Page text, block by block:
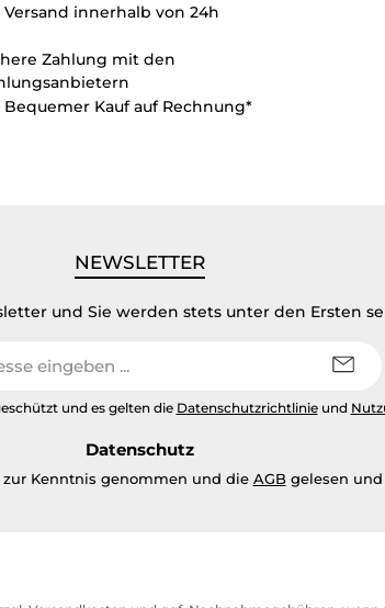
Versand innerhalb von 24h
Zahlung mit den
Bequemer Kauf auf Rechnung*
NEWSLETTER
und Sie werden stets unter den Ersten
und es gelten die Datenschutzrichtlinieund
Datenschutz
zur Kenntnis genommen und die AGBgelesen und